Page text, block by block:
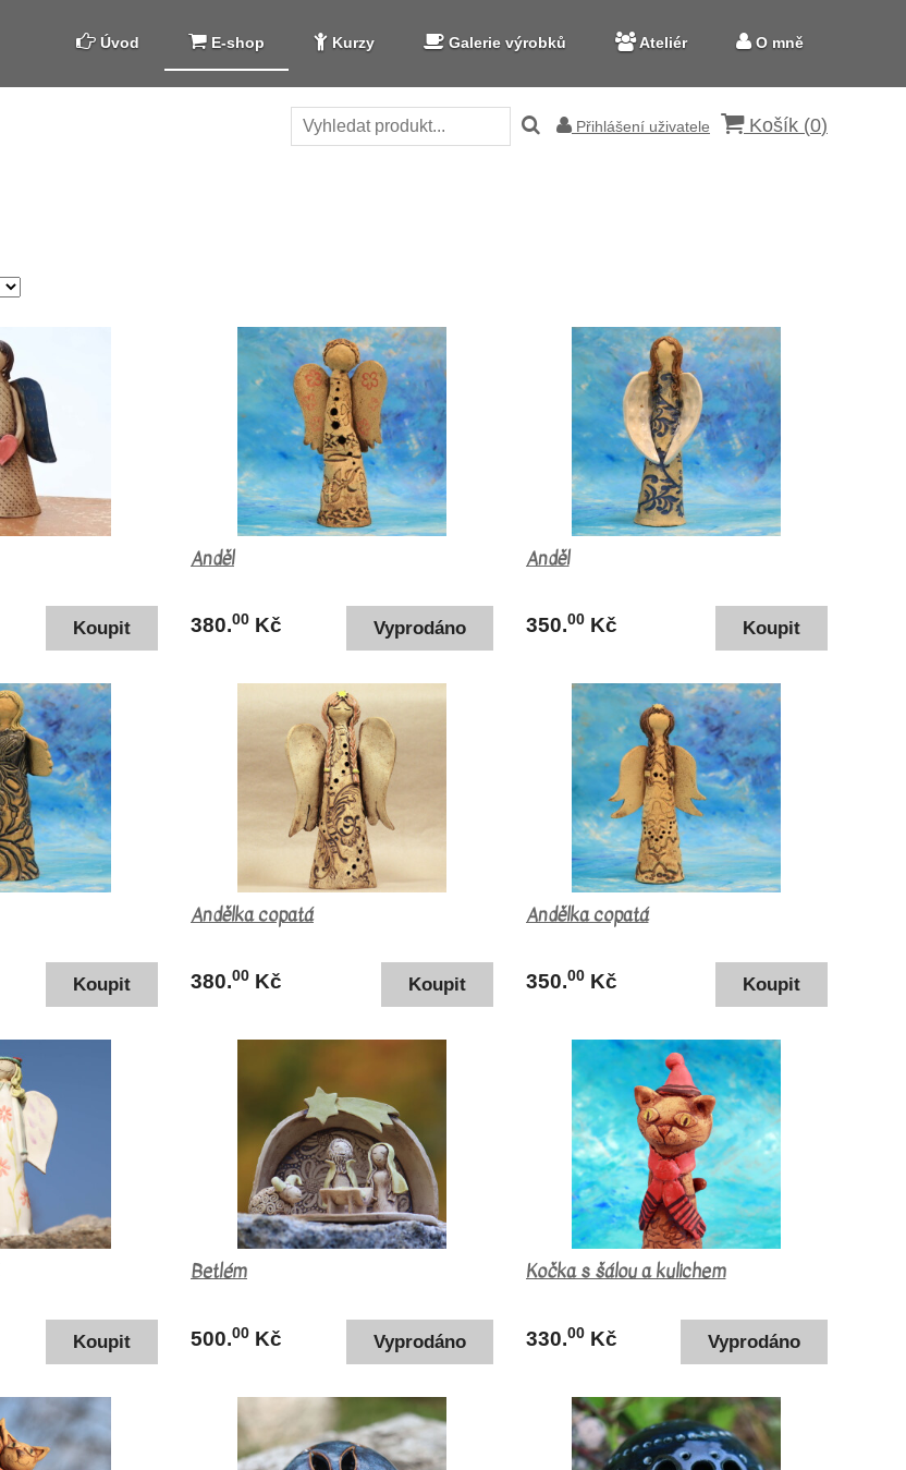
Úvod E-shop Kurzy Galerie výrobků Ateliér O mně
Přihlášení uživatele Košík (0)
Anděl
380.00 Kč
Anděl
350.00Kč
Andělka copatá
380.00 Kč
Andělka copatá
350.00Kč
Betlém
500.00 Kč
Kočka s šálou a kulichem
330.00Kč